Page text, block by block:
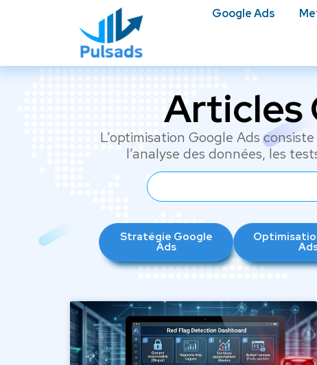
Google Ads
Articles
L’optimisation Google Ads
l’analyse des données, les
Stratégie Google
Ads